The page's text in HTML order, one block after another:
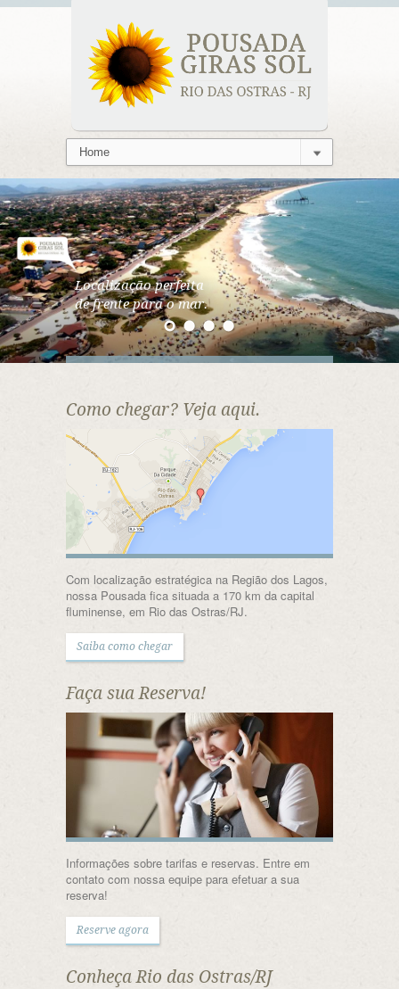
Localização perfeita
de frente para o mar.
Como chegar? Veja aqui.
Com localização estratégica na Região dos Lagos,
nossa Pousada fica situada a 170 km da capital
fluminense, em Rio das Ostras/RJ.
Saiba como chegar
Faça sua Reserva!
Informações sobre tarifas e reservas. Entre em
contato com nossa equipe para efetuar a sua
reserva!
Reserve agora
Conheça Rio das Ostras/RJ